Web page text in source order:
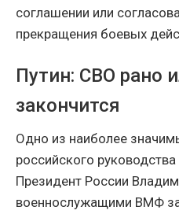
соглашении или
прекращения боевых
Путин: СВО рано
закончится
Одно из наиболее
российского
Президент России
военнослужащими ВМФ